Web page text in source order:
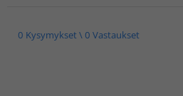
0 Kysymykset \ 0 Vastaukset